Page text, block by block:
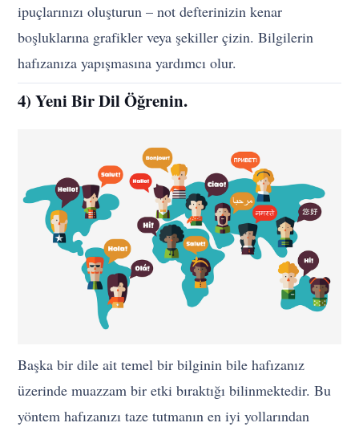
ipuçlarınızı oluşturun – not defterinizin kenar
boşluklarına grafikler veya şekiller çizin. Bilgilerin
hafızanıza yapışmasına yardımcı olur.
4) Yeni Bir Dil Öğrenin.
Başka bir dile ait temel bir bilginin bile hafızanız
üzerinde muazzam bir etki bıraktığı bilinmektedir. Bu
yöntem hafızanızı taze tutmanın en iyi yollarından